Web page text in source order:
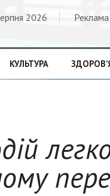
2026 Реклама
КУЛЬТУРА